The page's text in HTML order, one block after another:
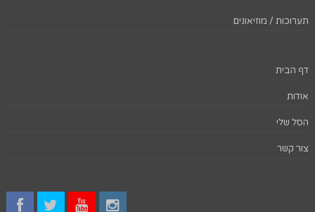
תערוכות / מוזיאונים
דף הבית
אודות
הסל שלי
צור קשר